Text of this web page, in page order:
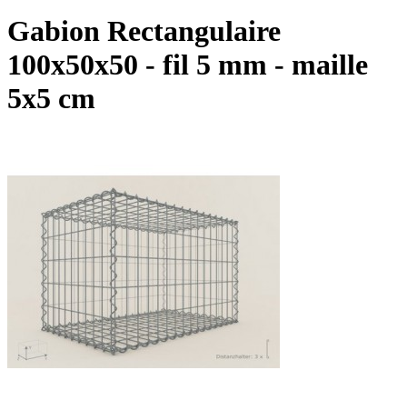
Gabion Rectangulaire
100x50x50 - fil 5 mm - maille
5x5 cm